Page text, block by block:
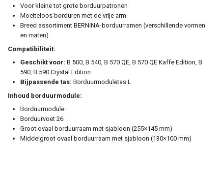
Voor kleine tot grote borduurpatronen
Moeiteloos borduren met de vrije arm
Breed assortiment BERNINA-borduurramen (verschillende vormen
en maten)
Compatibiliteit:
Geschikt voor: B 500, B 540, B 570 QE, B 570 QE Kaffe Edition, B
590, B 590 Crystal Edition
Bijpassende tas: Borduurmoduletas L
Inhoud borduurmodule:
Borduurmodule
Borduurvoet 26
Groot ovaal borduurraam met sjabloon (255×145 mm)
Middelgroot ovaal borduurraam met sjabloon (130×100 mm)